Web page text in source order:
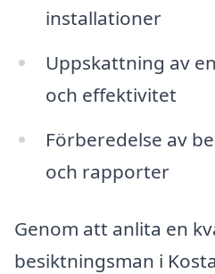
installationer
Uppskattning av
och effektivitet
Förberedelse av
och rapporter
Genom att anlita en
besiktningsman i